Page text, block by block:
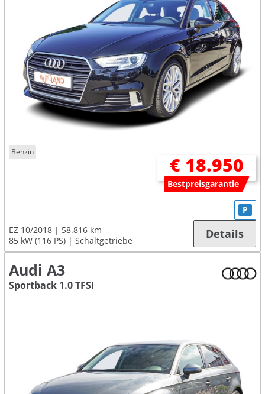
Benzin
€ 18.950
Bestpreisgarantie
EZ 10/2018
58.816 km
85 kW (116 PS)
Schaltgetriebe
P
Details
Audi A3
Sportback 1.0 TFSI